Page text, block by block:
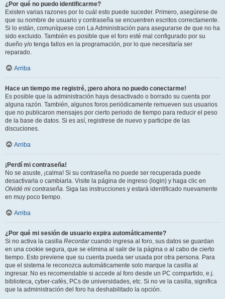
¿Por qué no puedo identificarme?
Existen varias razones por lo cuál esto puede suceder. Primero, asegúrese de
que su nombre de usuario y contraseña se encuentren escritos correctamente.
Si lo están, comuníquese con La Administración para asegurarse de que no ha
sido excluido. También es posible que el foro esté mal configurado por su
dueño y/o tenga fallos en la programación, por lo que necesitaría ser
reparado.
Arriba
Hace un tiempo me registré, ¡pero ahora no puedo conectarme!
Es posible que la administración haya desactivado o borrado su cuenta por
alguna razón. También, algunos foros periódicamente remueven sus usuarios
que no publicaron mensajes por cierto periodo de tiempo para reducir el peso
de la base de datos. Si es así, registrese de nuevo y participe de las
discuciones.
Arriba
¡Perdí mi contraseña!
No se asuste, ¡calma! Si su contraseña no puede ser recuperada puede
desactivarla o cambiarla. Visite la página de ingreso (login) y haga clic en
Olvidé mi contraseña. Siga las instrucciones y estará identificado nuevamente
en muy poco tiempo.
Arriba
¿Por qué mi sesión de usuario expira automáticamente?
Si no activa la casilla Recordarcuando ingresa al foro, sus datos se guardan
en una cookie segura, que se elimina al salir de la página o al cabo de cierto
tiempo. Esto previene que su cuenta pueda ser usada por otra persona. Para
que el sistema le reconozca automáticamente solo marque la casilla al
ingresar. No es recomendable si accede al foro desde un PC compartido, e.j.
biblioteca, cyber-cafés, PCs de universidades, etc. Si no ve la casilla, significa
que la administración del foro ha deshabilitado la opción.